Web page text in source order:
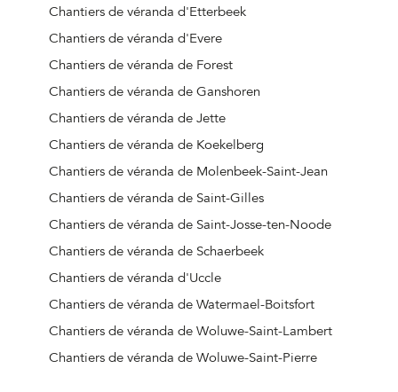
Chantiers de véranda d'Etterbeek
Chantiers de véranda d'Evere
Chantiers de véranda de Forest
Chantiers de véranda de Ganshoren
Chantiers de véranda de Jette
Chantiers de véranda de Koekelberg
Chantiers de véranda de Molenbeek-Saint-Jean
Chantiers de véranda de Saint-Gilles
Chantiers de véranda de Saint-Josse-ten-Noode
Chantiers de véranda de Schaerbeek
Chantiers de véranda d'Uccle
Chantiers de véranda de Watermael-Boitsfort
Chantiers de véranda de Woluwe-Saint-Lambert
Chantiers de véranda de Woluwe-Saint-Pierre